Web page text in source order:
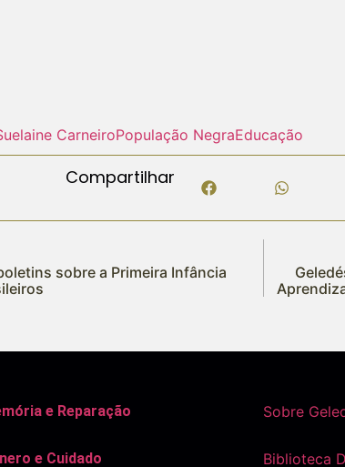
CarneiroPopulação NegraEducação
Compartilhar
sobre a Primeira Infância
e Reparação
e Cuidado
Sobre
Biblioteca